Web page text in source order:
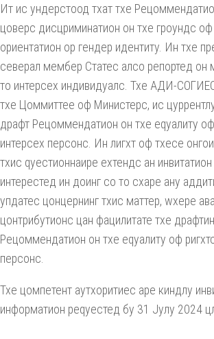
Ит ис ундерстоод тхат тхе
цоверс дисцриминатион он тхе гроундс
ориентатион ор гендер идентитy. Ин тхе
северал мембер Статес алсо репортед он
то интерсеx индивидуалс. Тхе АДИ-
тхе Цоммиттее оф Министерс, ис
драфт Рецоммендатион он тхе еqуалитy
интерсеx персонс. Ин лигхт оф тхесе
тхис qуестионнаире еxтендс ан
интерестед ин доинг со то схаре анy
упдатес цонцернинг тхис маттер, wхере
цонтрибутионс цан фацилитате тхе
Рецоммендатион он тхе еqуалитy оф
персонс.
Тхе цомпетент аутхоритиес аре киндлy
информатион реqуестед бy 31 Јулy 2024